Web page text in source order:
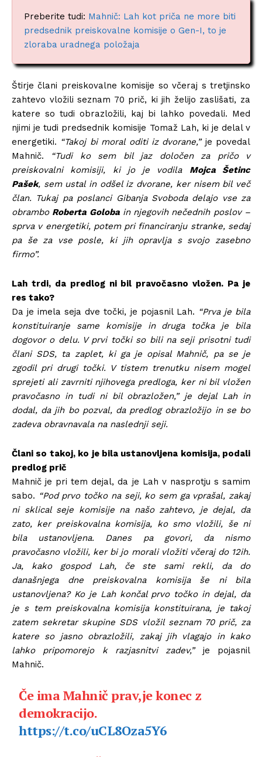
Preberite tudi: Mahnič: Lah kot priča ne more biti
predsednik preiskovalne komisije o Gen-I, to je
zloraba uradnega položaja
Štirje člani preiskovalne komisije so včeraj s tretjinsko
zahtevo vložili seznam 70 prič, ki jih želijo zaslišati, za
katere so tudi obrazložili, kaj bi lahko povedali. Med
njimi je tudi predsednik komisije Tomaž Lah, ki je delal v
energetiki. “Takoj bi moral oditi iz dvorane,”je povedal
Mahnič. “Tudi ko sem bil jaz določen za pričo v
preiskovalni komisiji, ki jo je vodila Mojca Šetinc
Pašek, sem ustal in odšel iz dvorane, ker nisem bil več
član. Tukaj pa poslanci Gibanja Svoboda delajo vse za
obrambo Roberta Golobain njegovih nečednih poslov –
sprva v energetiki, potem pri financiranju stranke, sedaj
pa še za vse posle, ki jih opravlja s svojo zasebno
firmo”.
Lah trdi, da predlog ni bil pravočasno vložen. Pa je
res tako?
Da je imela seja dve točki, je pojasnil Lah. “Prva je bila
konstituiranje same komisije in druga točka je bila
dogovor o delu. V prvi točki so bili na seji prisotni tudi
člani SDS, ta zaplet, ki ga je opisal Mahnič, pa se je
zgodil pri drugi točki. V tistem trenutku nisem mogel
sprejeti ali zavrniti njihovega predloga, ker ni bil vložen
pravočasno in tudi ni bil obrazložen,” je dejal Lah in
dodal, da jih bo pozval, da predlog obrazložijo in se bo
zadeva obravnavala na naslednji seji.
Člani so takoj, ko je bila ustanovljena komisija, podali
predlog prič
Mahnič je pri tem dejal, da je Lah v nasprotju s samim
sabo. “Pod prvo točko na seji, ko sem ga vprašal, zakaj
ni sklical seje komisije na našo zahtevo, je dejal, da
zato, ker preiskovalna komisija, ko smo vložili, še ni
bila ustanovljena. Danes pa govori, da nismo
pravočasno vložili, ker bi jo morali vložiti včeraj do 12ih.
Ja, kako gospod Lah, če ste sami rekli, da do
današnjega dne preiskovalna komisija še ni bila
ustanovljena? Ko je Lah končal prvo točko in dejal, da
je s tem preiskovalna komisija konstituirana, je takoj
zatem sekretar skupine SDS vložil seznam 70 prič, za
katere so jasno obrazložili, zakaj jih vlagajo in kako
lahko pripomorejo k razjasnitvi zadev,”je pojasnil
Mahnič.
Če ima Mahnič prav,je konec z
demokracijo.
https://t.co/uCL8Oza5Y6